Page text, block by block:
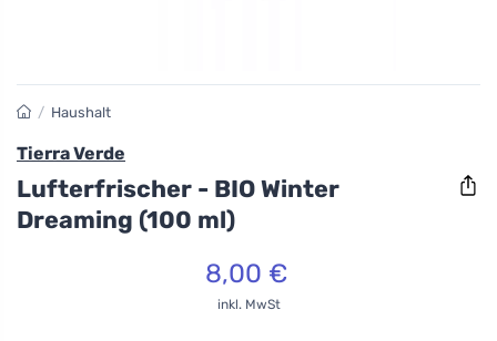
/ Haushalt
Tierra Verde
Lufterfrischer - BIO Winter
Dreaming (100 ml)
8,00 €
inkl. MwSt